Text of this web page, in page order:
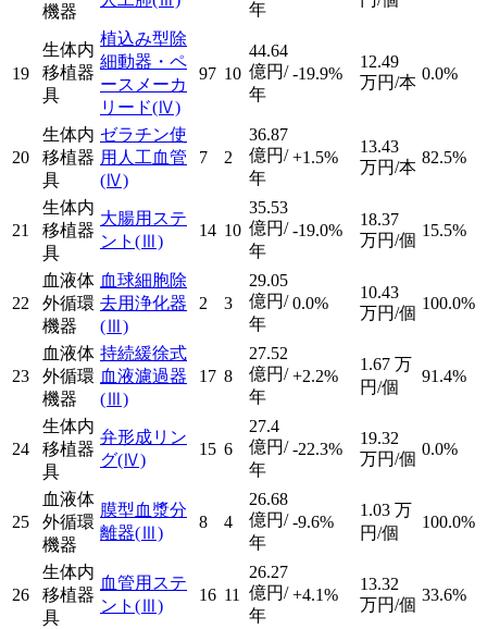
機器 年
19
生体内
移植器
具
植込み型除
細動器・ペ
ースメーカ
リード(Ⅳ)
97 10
44.64
億円/
年
-19.9%
12.49
万円/本 0.0%
20
生体内
移植器
具
ゼラチン使
用人工血管
(Ⅳ)
7 2
36.87
億円/
年
+1.5%
13.43
万円/本
82.5%
21
生体内
移植器
具
大腸用ステ
ント (Ⅲ)
14 10
35.53
億円/
年
-19.0%
18.37
万円/個
15.5%
22
血液体
外循環
機器
血球細胞除
去用浄化器
(Ⅲ)
2 3
29.05
億円/
年
0.0%
10.43
万円/個
100.0%
23
血液体
外循環
機器
持続緩徐式
血液濾過器
(Ⅲ)
17 8
27.52
億円/
年
+2.2%
1.67 万
円/個
91.4%
24
生体内
移植器
具
弁形成リン
グ(Ⅳ)
15 6
27.4
億円/
年
-22.3%
19.32
万円/個
0.0%
25
血液体
外循環
機器
膜型血漿分
離器(Ⅲ)
8 4
26.68
億円/
年
-9.6%
1.03 万
円/個
100.0%
26
生体内
移植器
具
血管用ステ
ント (Ⅲ)
16 11
26.27
億円/
年
+4.1%
13.32
万円/個
33.6%